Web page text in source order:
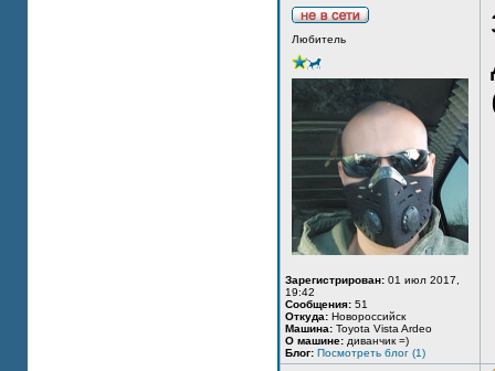
Любитель
Зарегистрирован: 01 июл 2017,
19:42
Сообщения: 51
Откуда: Новороссийск
Машина: Toyota Vista Ardeo
О машине: диванчик =)
Блог: Посмотреть блог (1)